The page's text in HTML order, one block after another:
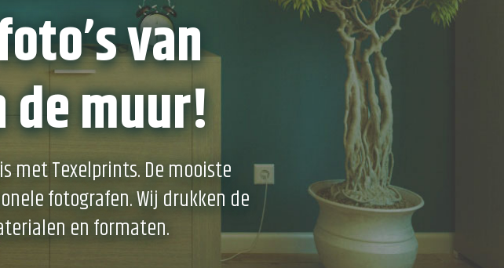
van
de muur!
met Texelprints. De mooiste
fotografen. Wij drukken de
en formaten.